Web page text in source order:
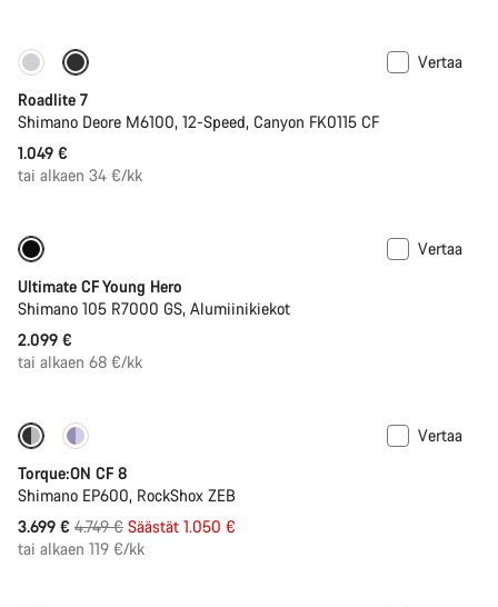
Saatavilla vain koossa S
Vertaa
Roadlite 7
Shimano Deore M6100, 12-Speed, Canyon FK0115 CF
1.049 €
tai alkaen 34 €/kk
Vertaa
Ultimate CF Young Hero
Shimano 105 R7000 GS, Alumiinikiekot
2.099 €
tai alkaen 68 €/kk
-22%
Vertaa
Torque:ON CF 8
Shimano EP600, RockShox ZEB
3.699 € Alkuperäinen
hinta
4.749 € Säästät 1.050 €
tai alkaen 119 €/kk